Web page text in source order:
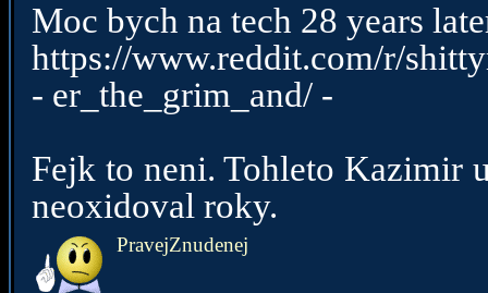
Moc bych na tech 28 years
https://www.reddit.com/r/
- er_the_grim_and/ -
Fejk to neni. Tohleto Kazimir
neoxidoval roky.
PravejZnudenej